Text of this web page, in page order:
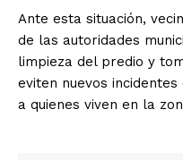
Ante esta situación,
de las autoridades
limpieza del predio y
eviten nuevos
a quienes viven en la